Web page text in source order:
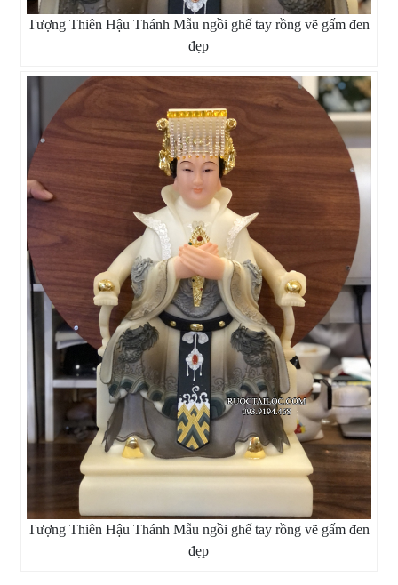
Tượng Thiên Hậu Thánh Mẫu ngồi ghế tay rồng vẽ gấm đen
đẹp
Tượng Thiên Hậu Thánh Mẫu ngồi ghế tay rồng vẽ gấm đen
đẹp